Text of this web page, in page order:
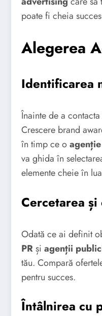
poate fi cheia
Alegerea
Identificarea
Înainte de a
Crescere brand
în timp ce o
va ghida în
elemente cheie în
Cercetarea
Odată ce ai definit
PRși agenții
tău. Compară
pentru succes.
Întâlnirea cu